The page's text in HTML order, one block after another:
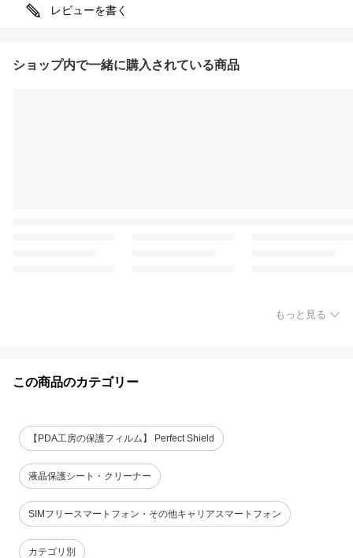
レビューを書く
ショップ内で一緒に購入されている商品
もっと見る
この商品のカテゴリー
【PDA工房の保護フィルム】 Perfect Shield
液晶保護シート・クリーナー
SIMフリースマートフォン・その他キャリアスマートフォン
カテゴリ別